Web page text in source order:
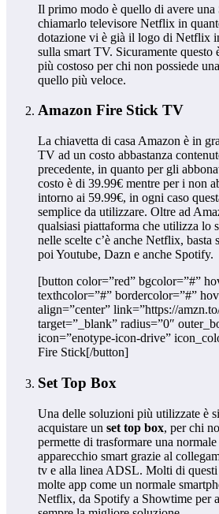
Il primo modo è quello di avere una
chiamarlo televisore Netflix in
dotazione vi è già il logo di Netflix
sulla smart TV. Sicuramente
più costoso per chi non possiede
quello più veloce.
Amazon Fire Stick TV
La chiavetta di casa Amazon è in
TV ad un costo abbastanza
precedente, in quanto per gli
costo è di 39.99€ mentre per i non
intorno ai 59.99€, in ogni caso
semplice da utilizzare. Oltre ad
qualsiasi piattaforma che utilizza lo
nelle scelte c’è anche Netflix, basta
poi Youtube, Dazn e anche Spotify.
[button color=”red” bgcolor=”#”
texthcolor=”#” bordercolor=”#”
align=”center” link=”https://
target=”_blank” radius=”0″
icon=”enotype-icon-drive”
Fire Stick[/button]
Set Top Box
Una delle soluzioni più utilizzate è
acquistare un set top box, per chi
permette di trasformare una
apparecchio smart grazie al
tv e alla linea ADSL. Molti di questi
molte app come un normale
Netflix, da Spotify a Showtime per